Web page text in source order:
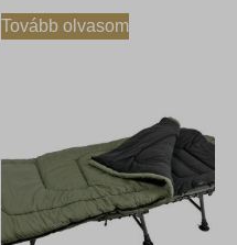
Tovább olvasom